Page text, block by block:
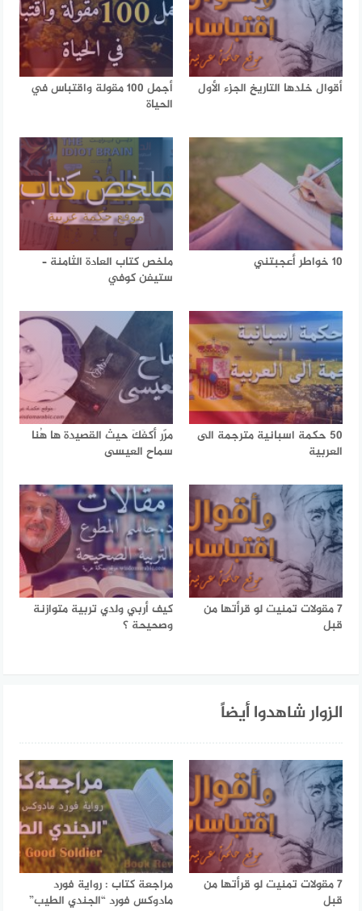
أقوال خلدها التاريخ الجزء الأول
أجمل 100 مقولة واقتباس في
الحياة
10 خواطر أعجبتني
ملخص كتاب العادة الثامنة –
ستيفن كوفي
50 حكمة اسبانية مترجمة الى
العربية
مرّر أكفَكَ حيث القصيدة ها هُنا
سماح العيسى
7 مقولات تمنيت لو قرأتها من
قبل
كيف أربي ولدي تربية متوازنة
وصحيحة ؟
الزوار شاهدوا أيضاً
7 مقولات تمنيت لو قرأتها من
قبل
مراجعة كتاب : رواية فورد
مادوكس فورد “الجندي الطيب”